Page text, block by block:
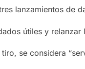
lanzamientos de
útiles y relanzar
se considera